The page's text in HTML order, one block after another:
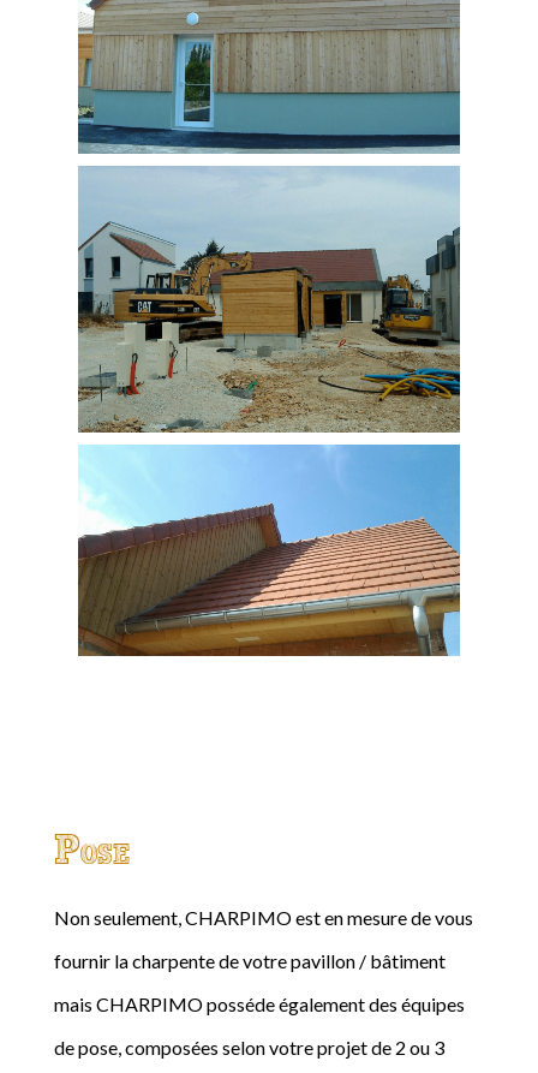
Pose
Non seulement, CHARPIMO est en mesure de vous
fournir la charpente de votre pavillon / bâtiment
mais CHARPIMO posséde également des équipes
de pose, composées selon votre projet de 2 ou 3